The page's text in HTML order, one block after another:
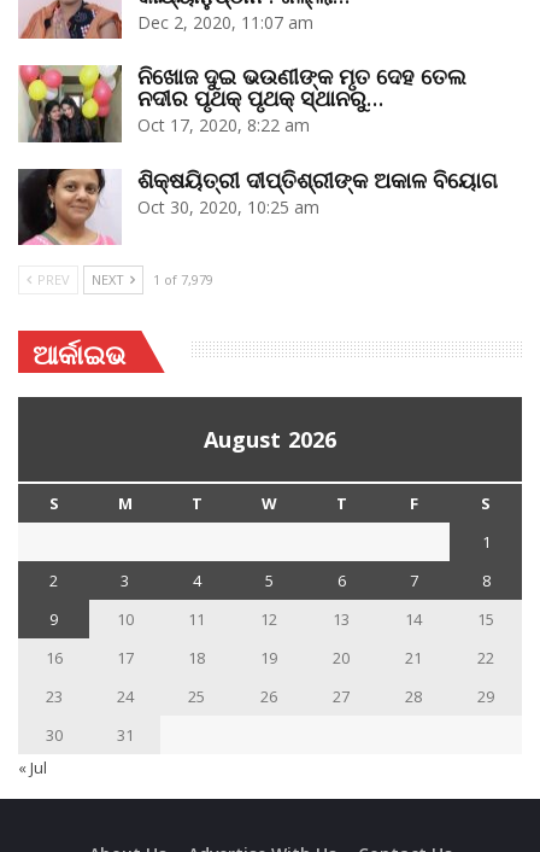
Dec 2, 2020, 11:07 am
ନିଖୋଜ ଦୁଇ ଭଉଣୀଙ୍କ ମୃତ ଦେହ ତେଲ
ନଦୀର ପୃଥକ୍‌ ପୃଥକ୍‌ ସ୍ଥାନରୁ…
Oct 17, 2020, 8:22 am
ଶିକ୍ଷୟିତ୍ରୀ ଦୀପ୍ତିଶ୍ରୀଙ୍କ ଅକାଳ ବିୟୋଗ
Oct 30, 2020, 10:25 am
PREV NEXT 1 of 7,979
ଆର୍କାଇଭ
August 2026
S M T W T F
S
1
2
3 4 5 6 7
8
9
10 11 12 13 14
15
16
17 18 19 20 21
22
23
24 25 26 27 28
29
30
31
« Jul